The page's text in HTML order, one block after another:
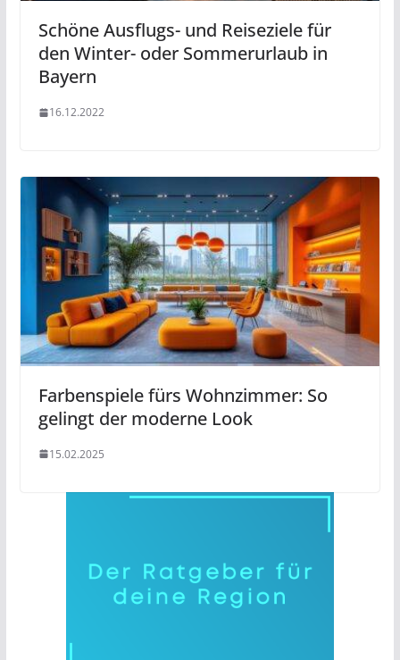
Schöne Ausflugs- und Reiseziele für
den Winter- oder Sommerurlaub in
Bayern
16.12.2022
Farbenspiele fürs Wohnzimmer: So
gelingt der moderne Look
15.02.2025